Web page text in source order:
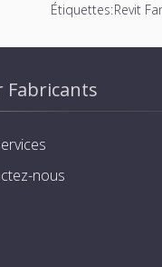
Étiquettes:Revit
Fabricants
nous